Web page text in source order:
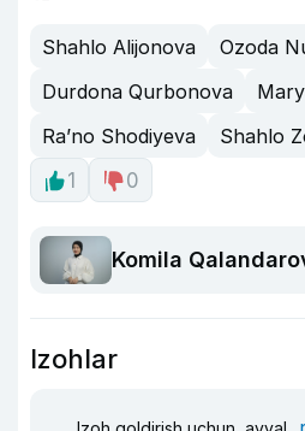
Shahlo Alijonova
Ozoda
Durdona Qurbonova
Ra’no Shodiyeva
Shahlo
1
0
Komila
Izohlar